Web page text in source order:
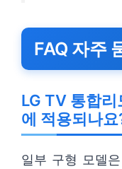
FAQ 자주
LG TV 통합리
에 적용되나요
일부 구형 모델